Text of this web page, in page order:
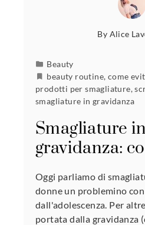
By Alice
Beauty
beauty routine, come
prodotti per smagliature,
smagliature in gravidanza
Smagliature in
gravidanza:
Oggi parliamo di
donne un problemino
dall'adolescenza. Per
portata dalla gravidanza